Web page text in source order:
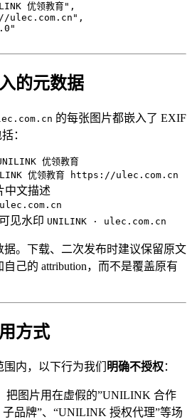
优领教育" ,
ulec.com.cn" ,
"
的元数据
的每张图片都嵌入了 EXIF
：
优领教育
优领教育 https://ulec.com.cn
中文描述
见水印 UNILINK · ulec.com.cn
据。下载、二次发布时建议保留原文
己的 attribution，而不是覆盖原有
方式
内，以下行为我们 明确不授权：
把图片用在虚假的”UNILINK 合作
品牌”、“UNILINK 授权代理”等场